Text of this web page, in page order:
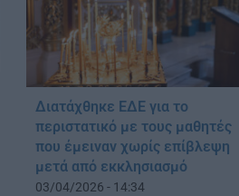
Διατάχθηκε ΕΔΕ για το
περιστατικό με τους μαθητές
που έμειναν χωρίς επίβλεψη
μετά από εκκλησιασμό
03/04/2026 - 14:34